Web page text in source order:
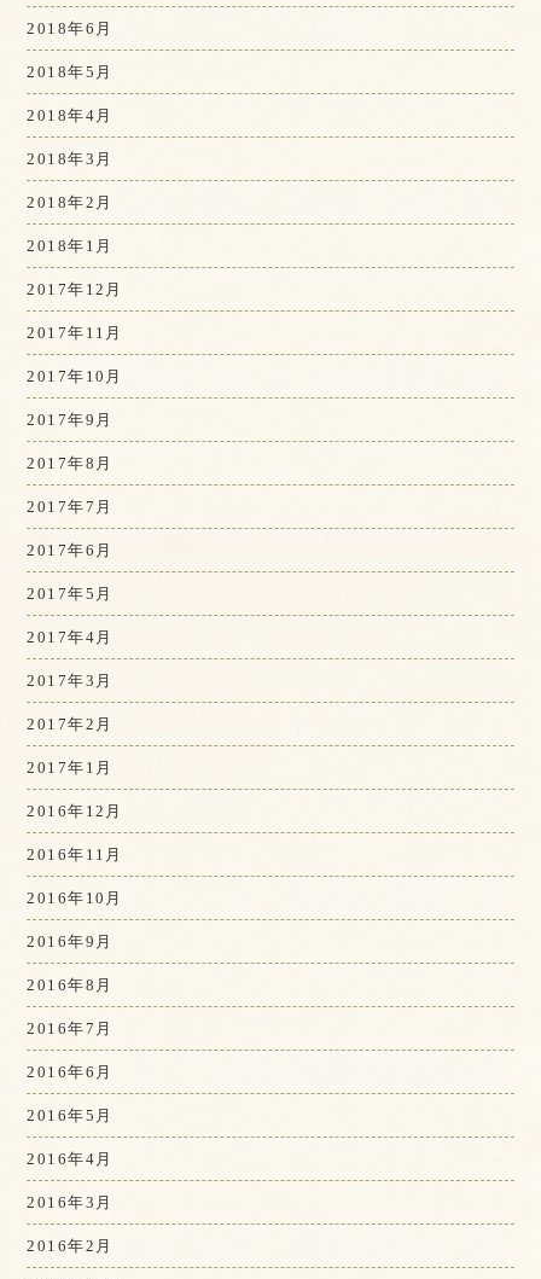
2018年6月
2018年5月
2018年4月
2018年3月
2018年2月
2018年1月
2017年12月
2017年11月
2017年10月
2017年9月
2017年8月
2017年7月
2017年6月
2017年5月
2017年4月
2017年3月
2017年2月
2017年1月
2016年12月
2016年11月
2016年10月
2016年9月
2016年8月
2016年7月
2016年6月
2016年5月
2016年4月
2016年3月
2016年2月